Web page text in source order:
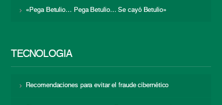
«Pega Betulio… Pega Betulio… Se cayó Betulio»
TECNOLOGÍA
Recomendaciones para evitar el fraude cibernético